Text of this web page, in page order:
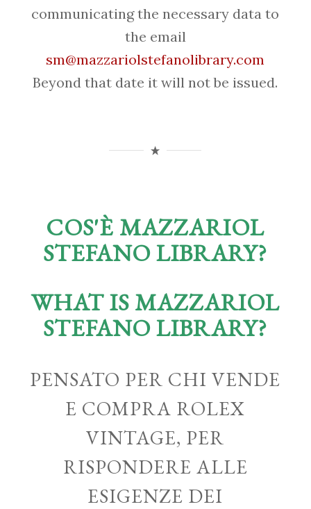
communicating the necessary data to
the email
sm@mazzariolstefanolibrary.com
Beyond that date it will not be issued.
COS'È MAZZARIOL
STEFANO LIBRARY?
WHAT IS MAZZARIOL
STEFANO LIBRARY?
PENSATO PER CHI VENDE
E COMPRA ROLEX
VINTAGE, PER
RISPONDERE ALLE
ESIGENZE DEI